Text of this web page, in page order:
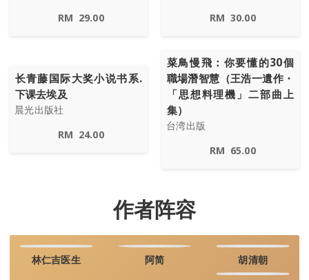
RM 29.00
RM 30.00
长青藤国际大奖小说书系.
下课去埃及
晨光出版社
RM 24.00
菜鳥慢飛：你要懂的30個
職場潛智慧（王浩一遺作・
「思想料理機」二部曲上
集）
台湾出版
RM 65.00
作者阵容
林仁吉医生 阿简 胡清朝